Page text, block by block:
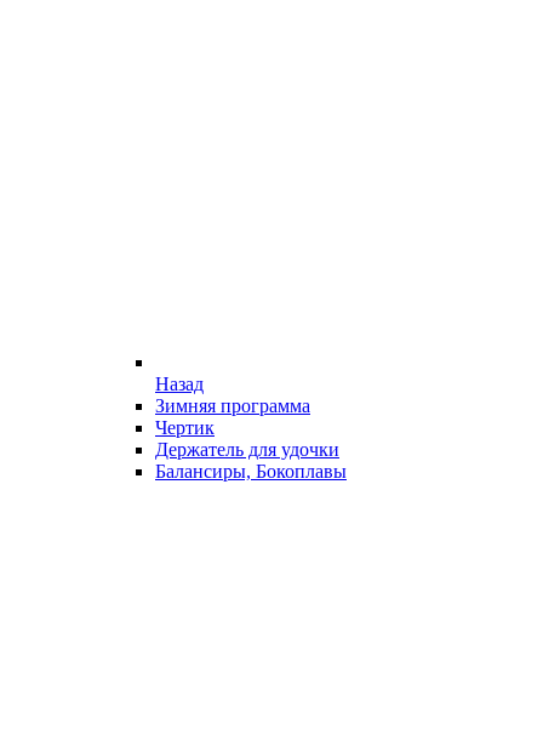
Назад
Зимняя программа
Чертик
Держатель для удочки
Балансиры, Бокоплавы